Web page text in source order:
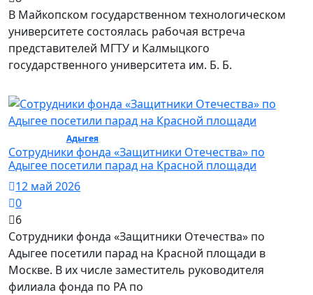
В Майкопском государственном технологическом
университете состоялась рабочая встреча
представителей МГТУ и Калмыцкого
государственного университета им. Б. Б.
Адыгея/ Общество
Сотрудники фонда «Защитники Отечества» по
Адыгее посетили парад на Красной площади
12 май 2026
0
6
Сотрудники фонда «Защитники Отечества» по
Адыгее посетили парад на Красной площади в
Москве. В их числе заместитель руководителя
филиала фонда по РА по